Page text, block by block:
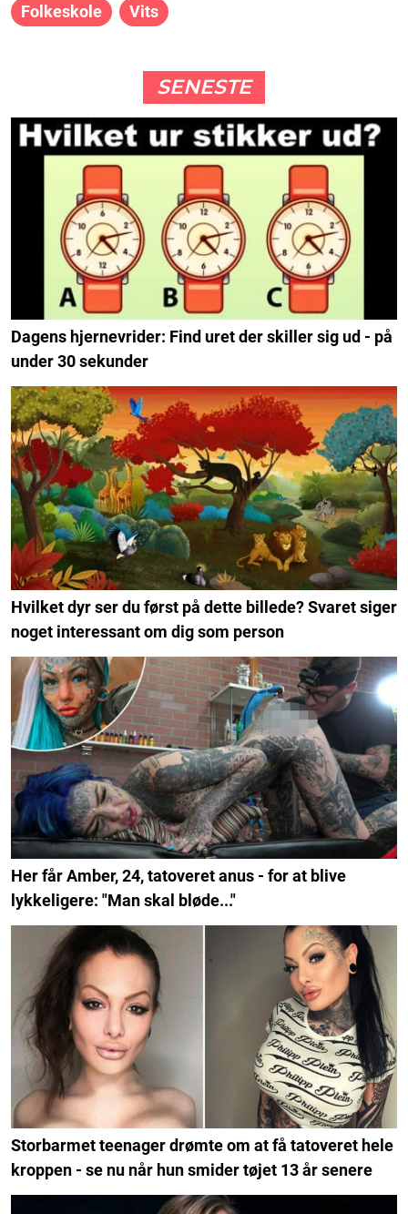
Folkeskole Vits
SENESTE
Dagens hjernevrider: Find uret der skiller sig ud - på
under 30 sekunder
Hvilket dyr ser du først på dette billede? Svaret siger
noget interessant om dig som person
Her får Amber, 24, tatoveret anus - for at blive
lykkeligere: "Man skal bløde..."
Storbarmet teenager drømte om at få tatoveret hele
kroppen - se nu når hun smider tøjet 13 år senere